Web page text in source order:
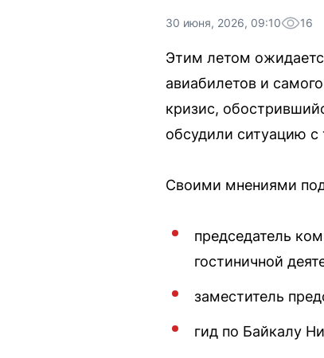
30 июня, 2026, 09:10 16
Этим летом
авиабилетов и
кризис,
обсудили ситуацию с
Своими мнениями
председатель
гостиничной
заместитель
гид по Байкалу